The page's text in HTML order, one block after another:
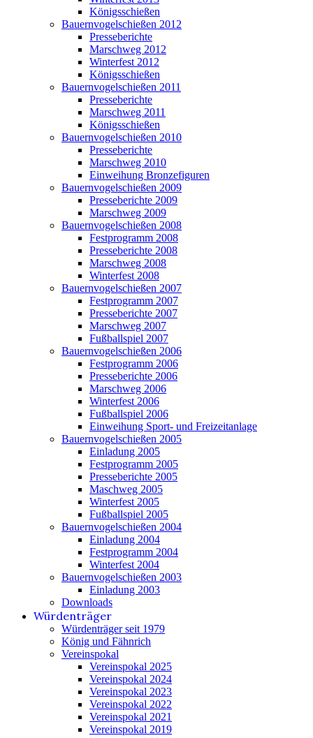
Königsschießen
Bauernvogelschießen 2012
Presseberichte
Marschweg 2012
Winterfest 2012
Königsschießen
Bauernvogelschießen 2011
Presseberichte
Marschweg 2011
Königsschießen
Bauernvogelschießen 2010
Presseberichte
Marschweg 2010
Einweihung Bronzefiguren
Bauernvogelschießen 2009
Presseberichte 2009
Marschweg 2009
Bauernvogelschießen 2008
Festprogramm 2008
Presseberichte 2008
Marschweg 2008
Winterfest 2008
Bauernvogelschießen 2007
Festprogramm 2007
Presseberichte 2007
Marschweg 2007
Fußballspiel 2007
Bauernvogelschießen 2006
Festprogramm 2006
Presseberichte 2006
Marschweg 2006
Winterfest 2006
Fußballspiel 2006
Einweihung Sport- und Freizeitanlage
Bauernvogelschießen 2005
Einladung 2005
Festprogramm 2005
Presseberichte 2005
Maschweg 2005
Winterfest 2005
Fußballspiel 2005
Bauernvogelschießen 2004
Einladung 2004
Festprogramm 2004
Winterfest 2004
Bauernvogelschießen 2003
Einladung 2003
Downloads
Würdenträger
Würdenträger seit 1979
König und Fähnrich
Vereinspokal
Vereinspokal 2025
Vereinspokal 2024
Vereinspokal 2023
Vereinspokal 2022
Vereinspokal 2021
Vereinspokal 2019